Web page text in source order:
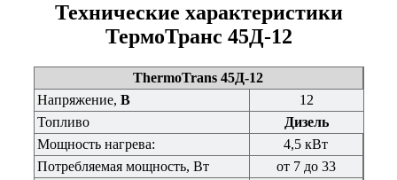
Технические характеристики
ТермоТранс 45Д-12
ThermoTrans 45Д-12
Напряжение, В
12
Топливо
Дизель
Мощность нагрева:
4,5 кВт
Потребляемая мощность, Вт
от 7 до 33